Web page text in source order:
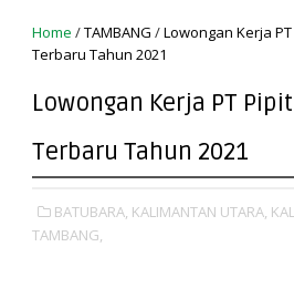
Home /TAMBANG /Lowongan Kerja
Terbaru Tahun 2021
Lowongan Kerja PT
Terbaru Tahun 2021
BATUBARA, KALIMANTAN UTARA,
TAMBANG,